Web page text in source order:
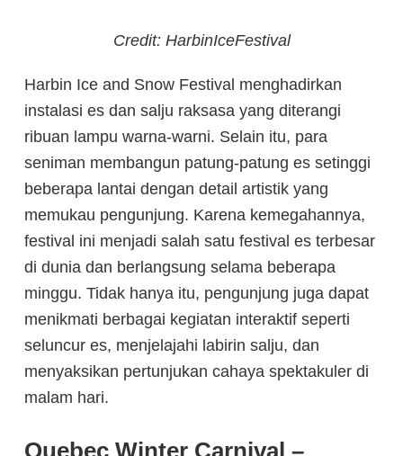
Credit: HarbinIceFestival
Harbin Ice and Snow Festival menghadirkan
instalasi es dan salju raksasa yang diterangi
ribuan lampu warna-warni. Selain itu, para
seniman membangun patung-patung es setinggi
beberapa lantai dengan detail artistik yang
memukau pengunjung. Karena kemegahannya,
festival ini menjadi salah satu festival es terbesar
di dunia dan berlangsung selama beberapa
minggu. Tidak hanya itu, pengunjung juga dapat
menikmati berbagai kegiatan interaktif seperti
seluncur es, menjelajahi labirin salju, dan
menyaksikan pertunjukan cahaya spektakuler di
malam hari.
Quebec Winter Carnival –